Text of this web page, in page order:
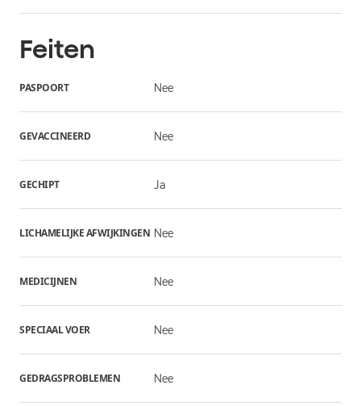
Feiten
PASPOORT Nee
GEVACCINEERD Nee
GECHIPT Ja
LICHAMELIJKE AFWIJKINGEN Nee
MEDICIJNEN Nee
SPECIAAL VOER Nee
GEDRAGSPROBLEMEN Nee